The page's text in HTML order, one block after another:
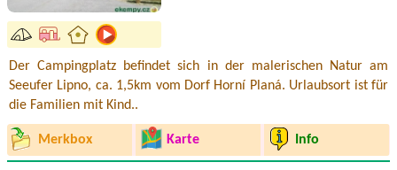
Der Campingplatz befindet sich in der malerischen Natur am
Seeufer Lipno, ca. 1,5km vom Dorf Horní Planá. Urlaubsort ist für
die Familien mit Kind..
Merkbox Karte Info